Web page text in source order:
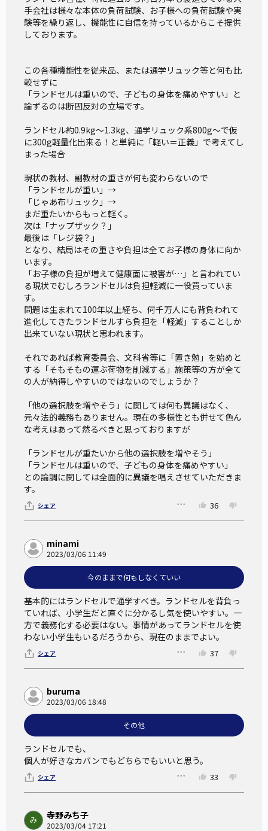
手会社は様々な本体の負荷試験、お子様への負荷試験や実
験等を繰り返し、機能性に自信を持っているからこそ提供
しております。
この各種機能性を従来品、または通学リュック等と何も比
較せずに
「ランドセルは重いので、子どもの身体を痛めやすい」と
論ずるのは断固反対の立場です。
ランドセル約0.9kg〜1.3kg、通学リュック系800g〜で仮
に300g軽量化出来る！と単純に「軽い＝正義」で考えてし
まった場合
現状の教材、副教材の重さが何も変わらないので
「ランドセルが重い」→
「じゃあ布リュック」→
まだ重たいからもっと軽く。
次は「ナップザック？」
最後は「レジ袋？」
となり、結局はその重さや負担は全てお子様の身体に向か
います。
「お子様の負担が増えて健康面に被害が…」と言われてい
る現状でむしろランドセルは負担軽減に一役買っていま
す。
問題は生まれて100年以上経ち、何千万人にも背負われて
進化してきたランドセルすら負担を「軽減」することしか
出来ていない現状と思われます。
それであれば教育委員会、文科省等に「置き勉」を始めと
する「そもそもの運ぶ荷物を削減する」施策等の方が全て
の人が納得しやすいのではないのでしょうか？
「他の選択肢を増やそう」に関しては何も異議はなく、
元々法的義務もありません。現在の多様性とも併せて色ん
な考えはあって然るべきと思っておりますが
「ランドセルが重たいから他の選択肢を増やそう」
「ランドセルは重いので、子どもの身体を痛めやすい」
との論調に関しては全面的に異議を唱えさせていただきま
す。
シェア 36
minami
2023/03/06 11:49
今のままで何もしなくていい
基本的にはランドセルで通学すべき。ランドセルを背負っ
ていれば、小学生だと直ぐに分かるし気を使いやすい。一
方で義務化する必要はない。事情があってランドセルを使
わない小学生もいるだろうから、現在のままでよい。
シェア 37
buruma
2023/03/06 18:48
その他
ランドセルでも、
個人が好きなカバンでもどちらでもいいと思う。
シェア 33
寺野みち子
2023/03/04 17:21